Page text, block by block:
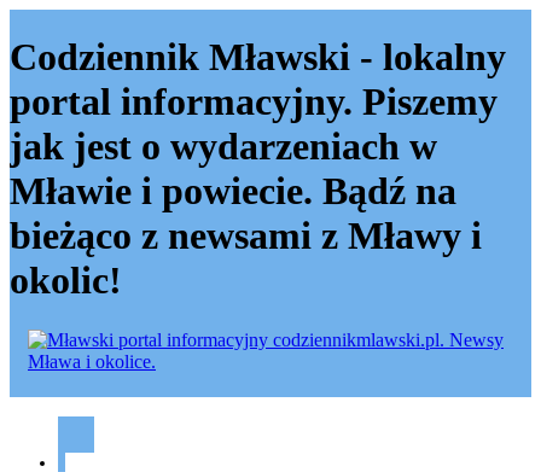
Codziennik Mławski - lokalny
portal informacyjny. Piszemy
jak jest o wydarzeniach w
Mławie i powiecie. Bądź na
bieżąco z newsami z Mławy i
okolic!
Codziennik mławski – Mława